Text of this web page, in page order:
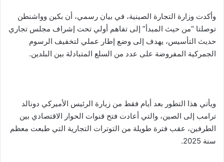
وأكدت وزارة التجارة الصينية، في بيان رسمي، أن بكين وواشنطن
توصلتا “من حيث المبدأ” إلى تفاهم أولي تحت إشراف مجلس تجاري
حديث التأسيس، يهدف إلى وضع إطار عملي لتخفيف الرسوم
الجمركية المفروضة على عدد من السلع المتبادلة بين البلدين.
ويأتي هذا التطور بعد أيام فقط من زيارة الرئيس الأميركي دونالد
ترامب إلى الصين، والتي أعادت فتح قنوات الحوار الاقتصادي بين
الطرفين، عقب فترة طويلة من التوترات التجارية التي طبعت معظم
سنة 2025.